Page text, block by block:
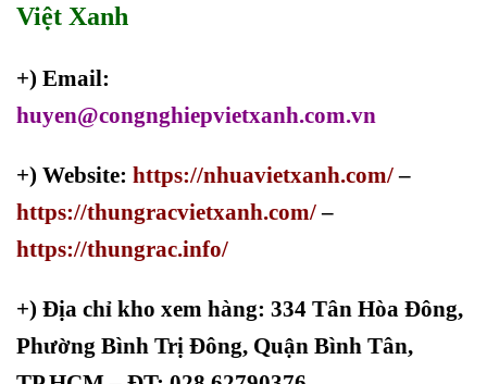
Việt Xanh
+) Email:
huyen@congnghiepvietxanh.com.vn
+) Website: https://nhuavietxanh.com/–
https://thungracvietxanh.com/ –
https://thungrac.info/
+) Địa chỉ kho xem hàng: 334 Tân Hòa Đông,
Phường Bình Trị Đông, Quận Bình Tân,